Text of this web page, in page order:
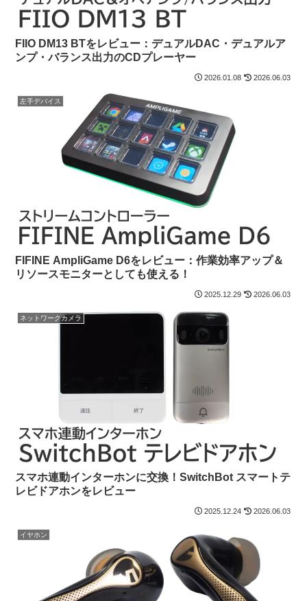
FIIO DM13 BTをレビュー：デュアルDAC・デュアルア
ンプ・バランス出力のCDプレーヤー
2026.01.08 2026.06.03
左手デバイス
FIFINE AmpliGame D6をレビュー：作業効率アップ＆
リソースモニターとしても使える！
2025.12.29 2026.06.03
ネットワークカメラ
スマホ連動インターホンに交換！SwitchBot スマートテ
レビドアホンをレビュー
2025.12.24 2026.06.03
イヤホン